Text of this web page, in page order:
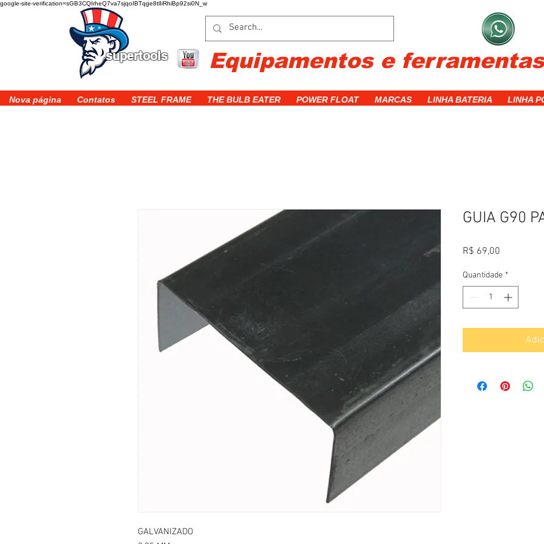
google-site-verification=sGB3CQIrheQ7va7sjqoIBTqge8tlIiRhiBp92si0N_w
supertools Equipamentos e
Nova página Contatos STEEL FRAME THE BULB EATER POWER FLOAT MARCAS LINHA BATERIA LINHA
GALVANIZADO
GUIA G90
R$ 69,00
Quantidade *